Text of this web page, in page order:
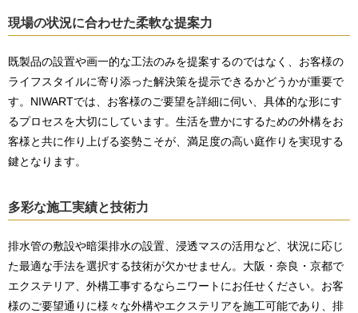
現場の状況に合わせた柔軟な提案力
既製品の設置や画一的な工法のみを提案するのではなく、お客様の
ライフスタイルに寄り添った解決策を提示できるかどうかが重要で
す。NIWARTでは、お客様のご要望を詳細に伺い、具体的な形にす
るプロセスを大切にしています。生活を豊かにするための外構をお
客様と共に作り上げる姿勢こそが、満足度の高い庭作りを実現する
鍵となります。
多彩な施工実績と技術力
排水管の敷設や暗渠排水の設置、浸透マスの活用など、状況に応じ
た最適な手法を選択する技術が欠かせません。大阪・奈良・京都で
エクステリア、外構工事するならニワートにお任せください。お客
様のご要望通りに様々な外構やエクステリアを施工可能であり、排